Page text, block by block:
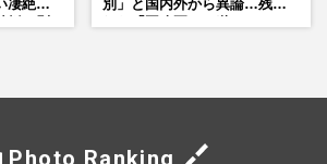
凄絶半
別」と国内外から異論…残さ